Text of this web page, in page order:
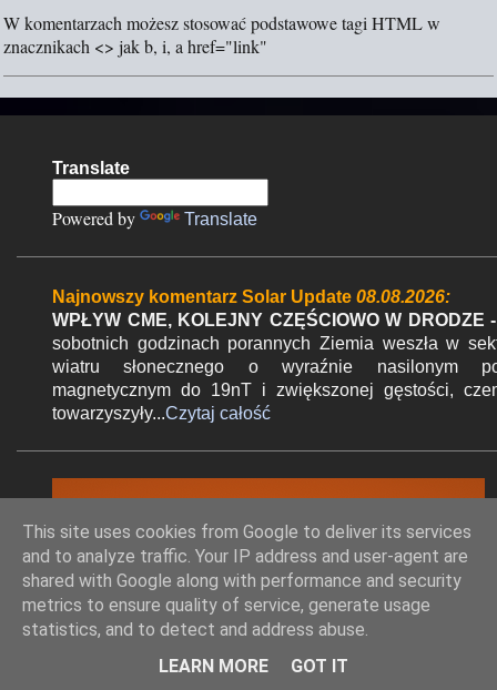
i
k
W komentarzach możesz stosować podstawowe tagi HTML w
znacznikach <> jak b, i, a href="link"
Translate
Powered by Translate
Najnowszy komentarz Solar Update 08.08.2026:
WPŁYW CME, KOLEJNY CZĘŚCIOWO W DRODZE -
sobotnich godzinach porannych Ziemia weszła w
wiatru słonecznego o wyraźnie nasilonym
magnetycznym do 19nT i zwiększonej gęstości,
towarzyszyły...Czytaj całość
This site uses cookies from Google to deliver its services
and to analyze traffic. Your IP address and user-agent are
shared with Google along with performance and security
metrics to ensure quality of service, generate usage
statistics, and to detect and address abuse.
LEARN MORE
GOT IT